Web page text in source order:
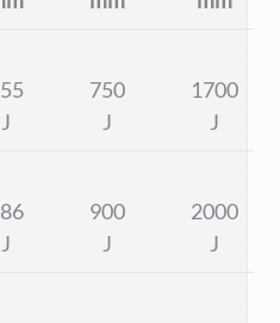
J
750
J
1700
J
J
900
J
2000
J